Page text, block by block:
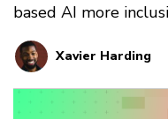
based AI more
by sending in clips
apps recognize a
team’s latest foray
with Spontaneous
Xavier Harding